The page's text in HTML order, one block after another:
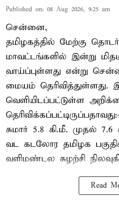
Published on: 08 Aug 2026, 9:25 am
சென்னை,
தமிழகத்தில் மேற்கு
மாவட்டங்களில் இன்று
வாய்ப்புள்ளது என்று
மையம் தெரிவித்துள்ளது.
வெளியிடப்பட்டுள்ள
சுமார் 5.8 கி.மீ. முதல்
வட கடலோர தமிழக
வளிமண்டல சுழற்சி
Read